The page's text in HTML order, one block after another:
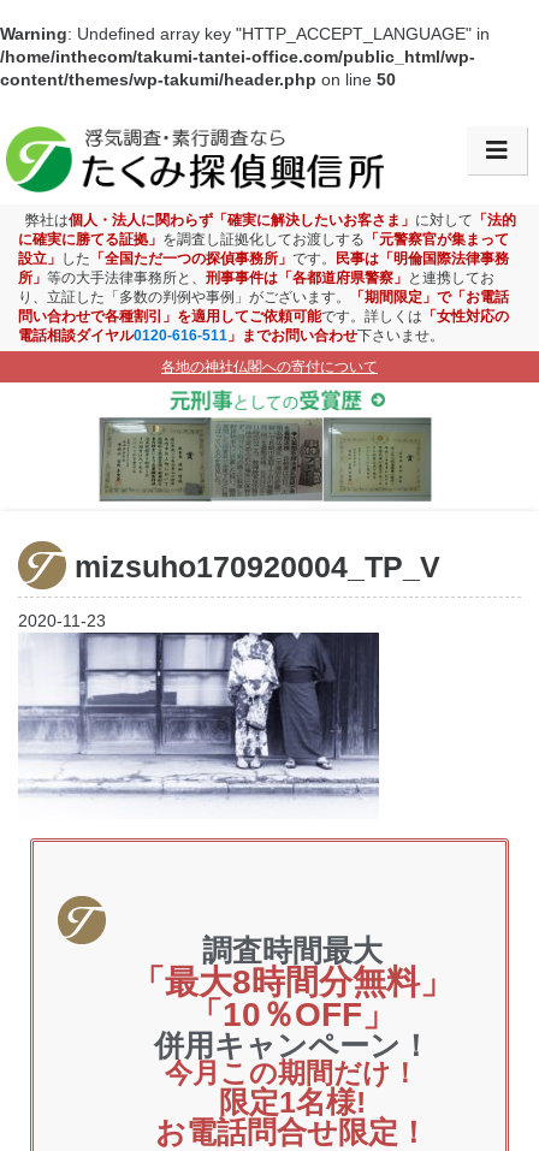
Warning: Undefined array key "HTTP_ACCEPT_LANGUAGE" in
/home/inthecom/takumi-tantei-office.com/public_html/wp-
content/themes/wp-takumi/header.php on line 50
会社情報・アクセス
素行調査
盗聴盗撮調査
ストーカー対策
お子様見守り調査
企業調査
家出調査
ご利用の流れ
お客様の声
よくあるご質問
弊社は個人・法人に関わらず「確実に解決したいお客さま」 に対して 「法的
に確実に勝てる証拠」 を調査し証拠化してお渡しする 「元警察官が集まって
設立」 した 「全国ただ一つの探偵事務所」 です。
民事は「明倫国際法律事務
所」 等の大手法律事務所と、 刑事事件は「各都道府県警察」 と連携してお
り、立証した「多数の判例や事例」がございます。
「期間限定」で「お電話
問い合わせで各種割引」を適用してご依頼可能です。詳しくは 「女性対応の
電話相談ダイヤル0120-616-511 」までお問い合わせ下さいませ。
各地の神社仏閣への寄付について
mizsuho170920004_TP_V
2020-11-23
調査時間最大
「最大8時間分無料」
「10％OFF」
併用キャンペーン！
今月この期間だけ！
限定1名様!
お電話問合せ限定！